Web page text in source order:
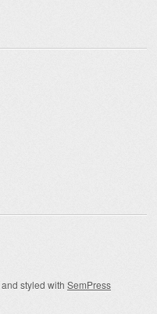
and styled with SemPress